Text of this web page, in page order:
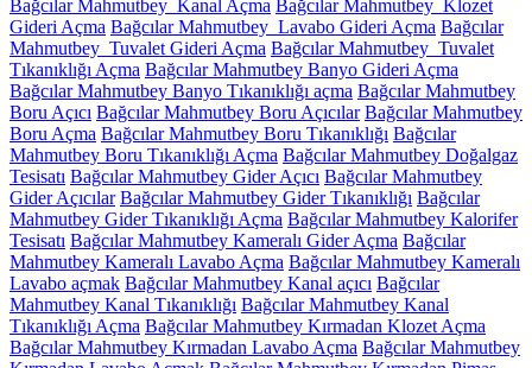
Bağcılar Mahmutbey Kanal Açma Bağcılar Mahmutbey Klozet
Gideri Açma Bağcılar Mahmutbey Lavabo Gideri Açma Bağcılar
Mahmutbey Tuvalet Gideri Açma Bağcılar Mahmutbey Tuvalet
Tıkanıklığı Açma Bağcılar Mahmutbey Banyo Gideri Açma
Bağcılar Mahmutbey Banyo Tıkanıklığı açma Bağcılar Mahmutbey
Boru Açıcı Bağcılar Mahmutbey Boru Açıcılar Bağcılar Mahmutbey
Boru Açma Bağcılar Mahmutbey Boru Tıkanıklığı Bağcılar
Mahmutbey Boru Tıkanıklığı Açma Bağcılar Mahmutbey Doğalgaz
Tesisatı Bağcılar Mahmutbey Gider Açıcı Bağcılar Mahmutbey
Gider Açıcılar Bağcılar Mahmutbey Gider Tıkanıklığı Bağcılar
Mahmutbey Gider Tıkanıklığı Açma Bağcılar Mahmutbey Kalorifer
Tesisatı Bağcılar Mahmutbey Kameralı Gider Açma Bağcılar
Mahmutbey Kameralı Lavabo Açma Bağcılar Mahmutbey Kameralı
Lavabo açmak Bağcılar Mahmutbey Kanal açıcı Bağcılar
Mahmutbey Kanal Tıkanıklığı Bağcılar Mahmutbey Kanal
Tıkanıklığı Açma Bağcılar Mahmutbey Kırmadan Klozet Açma
Bağcılar Mahmutbey Kırmadan Lavabo Açma Bağcılar Mahmutbey